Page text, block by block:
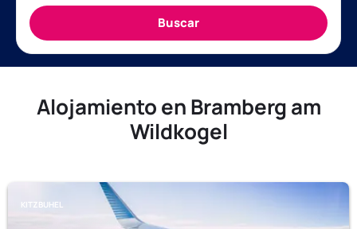
Alojamiento en Bramberg am
Wildkogel
KITZBUHEL